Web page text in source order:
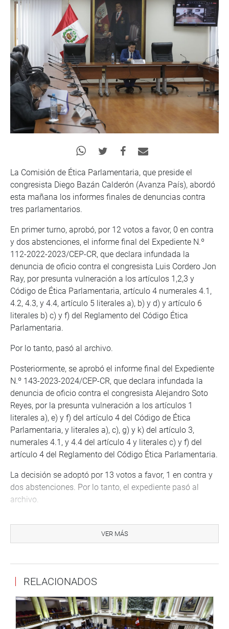
La Comisión de Ética Parlamentaria, que preside el
congresista Diego Bazán Calderón (Avanza País), abordó
esta mañana los informes finales de denuncias contra
tres parlamentarios.
En primer turno, aprobó, por 12 votos a favor, 0 en contra
y dos abstenciones, el informe final del Expediente N.º
112-2022-2023/CEP-CR, que declara infundada la
denuncia de oficio contra el congresista Luis Cordero Jon
Ray, por presunta vulneración a los artículos 1,2,3 y
Código de Ética Parlamentaria, artículo 4 numerales 4.1,
4.2, 4.3, y 4.4, artículo 5 literales a), b) y d) y artículo 6
literales b) c) y f) del Reglamento del Código Ética
Parlamentaria.
Por lo tanto, pasó al archivo.
Posteriormente, se aprobó el informe final del Expediente
N.º 143-2023-2024/CEP-CR, que declara infundada la
denuncia de oficio contra el congresista Alejandro Soto
Reyes, por la presunta vulneración a los artículos 1
literales a), e) y f) del artículo 4 del Código de Ética
Parlamentaria, y literales a), c), g) y k) del artículo 3,
numerales 4.1, y 4.4 del artículo 4 y literales c) y f) del
artículo 4 del Reglamento del Código Ética Parlamentaria.
La decisión se adoptó por 13 votos a favor, 1 en contra y
dos abstenciones. Por lo tanto, el expediente pasó al
archivo.
sanción de amonestación pública escrita en el Expediente
N.º 104-2022-2023 seguido contra la congresista
“respetar la investidura parlamentaria en todo momento
momento realizar actos que contravengan las
disposiciones legales, exhortándola en lo sucesivo evite
VER MÁS
RELACIONADOS